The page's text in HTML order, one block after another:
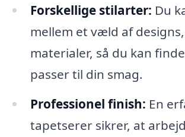
Forskellige stilarter: Du
mellem et væld af
materialer, så du kan
passer til din smag.
Professionel finish: En
tapetserer sikrer, at